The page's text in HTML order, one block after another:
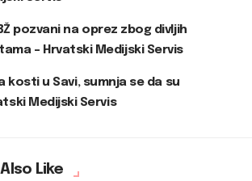
pozvani na oprez zbog divljih
– Hrvatski Medijski Servis
kosti u Savi, sumnja se da su
Medijski Servis
Like